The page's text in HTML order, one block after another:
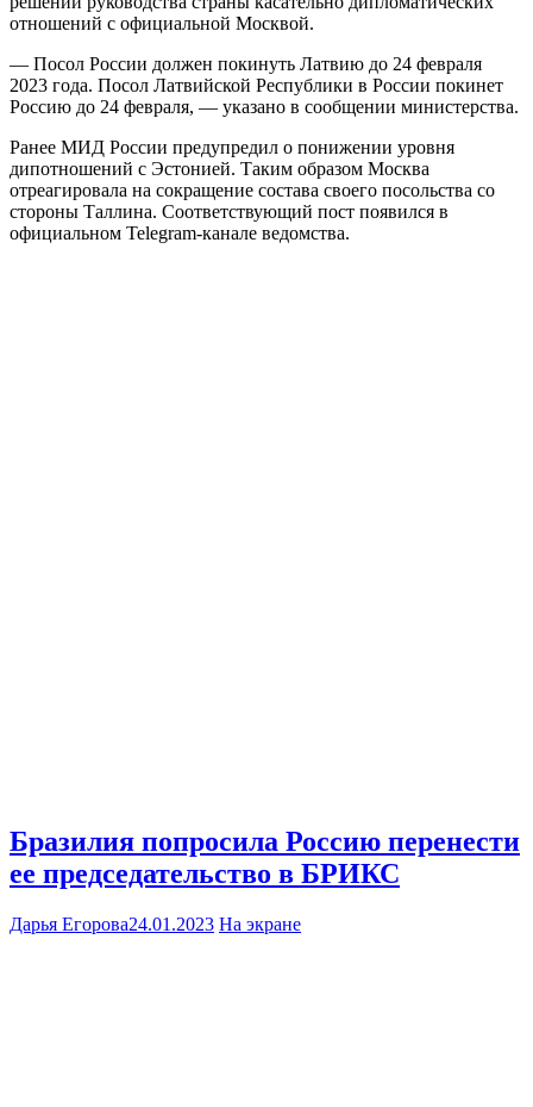
отношений с официальной Москвой.
— Посол России должен покинуть Латвию до 24 февраля
2023 года. Посол Латвийской Республики в России покинет
Россию до 24 февраля, — указано в сообщении министерства.
Ранее МИД России предупредил о понижении уровня
дипотношений с Эстонией. Таким образом Москва
отреагировала на сокращение состава своего посольства со
стороны Таллина. Соответствующий пост появился в
официальном Telegram-канале ведомства.
Бразилия попросила Россию перенести
ее председательство в БРИКС
Дарья Егорова24.01.2023 На экране